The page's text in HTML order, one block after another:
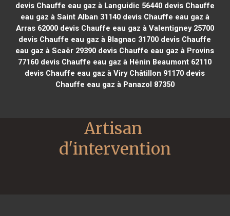
devis Chauffe eau gaz à Languidic 56440devis Chauffe
eau gaz à Saint Alban 31140devis Chauffe eau gaz à
Arras 62000devis Chauffe eau gaz à Valentigney 25700
devis Chauffe eau gaz à Blagnac 31700 devis Chauffe
eau gaz à Scaër 29390 devis Chauffe eau gaz à Provins
77160 devis Chauffe eau gaz à Hénin Beaumont 62110
devis Chauffe eau gaz à Viry Châtillon 91170 devis
Chauffe eau gaz à Panazol 87350
Artisan
d'intervention